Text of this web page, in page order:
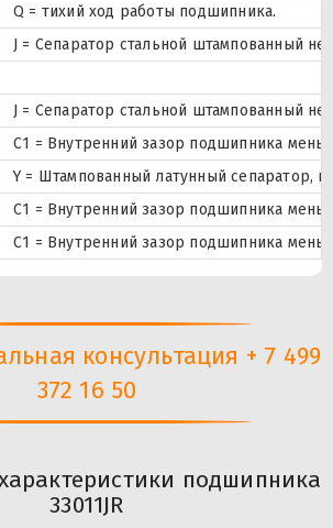
Q = тихий ход работы подшипника.
J = Сепаратор стальной штампованный
J = Сепаратор стальной штампованный
С1 = Внутренний зазор подшипника
Y = Штампованный латунный сепаратор,
С1 = Внутренний зазор подшипника
С1 = Внутренний зазор подшипника
консультация + 7 499
372 16 50
подшипника
33011JR